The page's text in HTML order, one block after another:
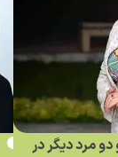
مرد دیگر در